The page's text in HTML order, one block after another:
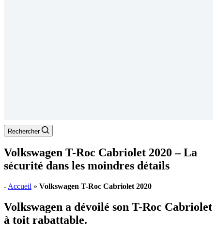
Rechercher
Volkswagen T-Roc Cabriolet 2020 – La
sécurité dans les moindres détails
- Accueil » Volkswagen T-Roc Cabriolet 2020
Volkswagen a dévoilé son T-Roc Cabriolet
à toit rabattable.